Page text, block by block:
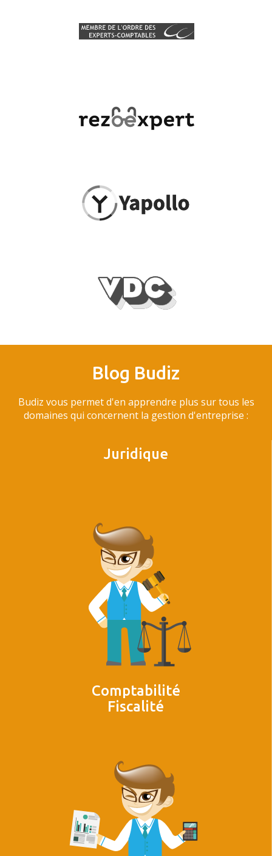
Blog Budiz
Budiz vous permet d'en apprendre plus sur tous les
domaines qui concernent la gestion d'entreprise :
Juridique
Comptabilité
Fiscalité